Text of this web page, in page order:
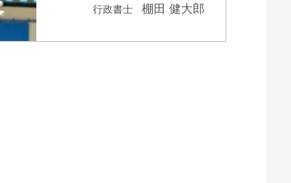
行政書士 棚田 健大郎